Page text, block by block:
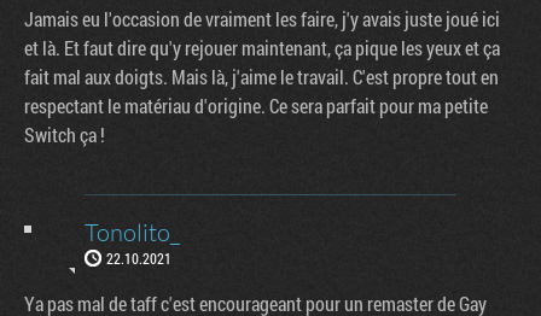
Jamais eu l'occasion de vraiment les faire, j'y avais juste joué ici
et là. Et faut dire qu'y rejouer maintenant, ça pique les yeux et ça
fait mal aux doigts. Mais là, j'aime le travail. C'est propre tout en
respectant le matériau d'origine. Ce sera parfait pour ma petite
Switch ça !
Tonolito_
22.10.2021
Ya pas mal de taff c'est encourageant pour un remaster de Gay